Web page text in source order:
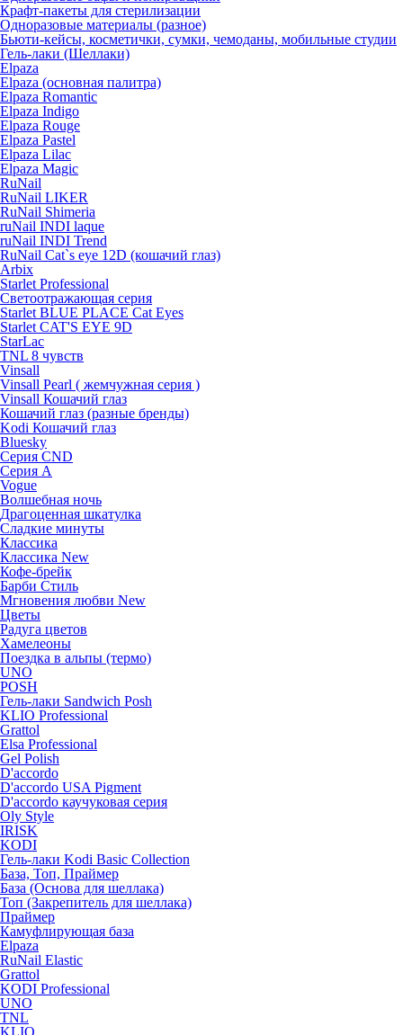
Крафт-пакеты для стерилизации
Одноразовые материалы (разное)
Бьюти-кейсы, косметички, сумки, чемоданы, мобильные студии
Гель-лаки (Шеллаки)
Elpaza
Elpaza (основная палитра)
Elpaza Romantic
Elpaza Indigo
Elpaza Rouge
Elpaza Pastel
Elpaza Lilac
Elpaza Magic
RuNail
RuNail LIKER
RuNail Shimeria
ruNail INDI laque
ruNail INDI Trend
RuNail Cat`s eye 12D (кошачий глаз)
Arbix
Starlet Professional
Светоотражающая серия
Starlet BLUE PLACE Cat Eyes
Starlet CAT'S EYE 9D
StarLac
TNL 8 чувств
Vinsall
Vinsall Pearl ( жемчужная серия )
Vinsall Кошачий глаз
Кошачий глаз (разные бренды)
Kodi Кошачий глаз
Bluesky
Серия CND
Серия А
Vogue
Волшебная ночь
Драгоценная шкатулка
Сладкие минуты
Классика
Классика New
Кофе-брейк
Барби Стиль
Мгновения любви New
Цветы
Радуга цветов
Хамелеоны
Поездка в альпы (термо)
UNO
POSH
Гель-лаки Sandwich Posh
KLIO Professional
Grattol
Elsa Professional
Gel Polish
D'accordo
D'accordo USA Pigment
D'accordo каучуковая серия
Oly Style
IRISK
KODI
Гель-лаки Kodi Basic Collection
База, Топ, Праймер
База (Основа для шеллака)
Топ (Закрепитель для шеллака)
Праймер
Камуфлирующая база
Elpaza
RuNail Elastic
Grattol
KODI Professional
UNO
TNL
KLIO